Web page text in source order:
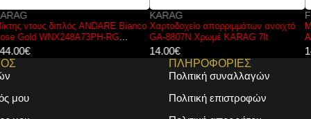
KARAG
Χαρτοδοχείο απορριμμάτων ανοιχτό
GA-8807N Χρωμέ KARAG 7lt
14.00€
FERRO
Μπαταρία νιπτήρος εντοιχισμού
ALGEO BAG3PA18 FERRO
146.00
μου
ΠΛΗΡΟΦΟΡΙΕΣ
Πολιτική συναλλαγών
Πολιτική επιστροφών